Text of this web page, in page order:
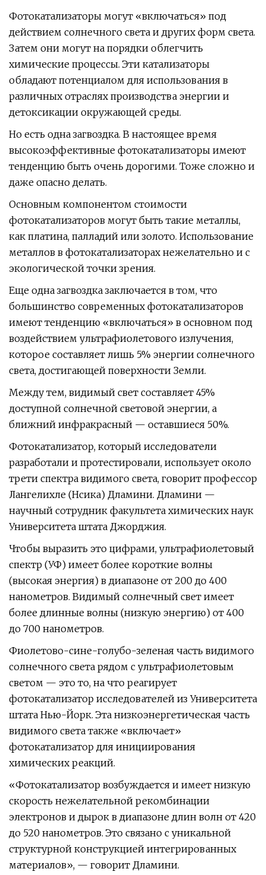
Фотокатализаторы могут «включаться» под
действием солнечного света и других форм света.
Затем они могут на порядки облегчить
химические процессы. Эти катализаторы
обладают потенциалом для использования в
различных отраслях производства энергии и
детоксикации окружающей среды.
Но есть одна загвоздка. В настоящее время
высокоэффективные фотокатализаторы имеют
тенденцию быть очень дорогими. Тоже сложно и
даже опасно делать.
Основным компонентом стоимости
фотокатализаторов могут быть такие металлы,
как платина, палладий или золото. Использование
металлов в фотокатализаторах нежелательно и с
экологической точки зрения.
Еще одна загвоздка заключается в том, что
большинство современных фотокатализаторов
имеют тенденцию «включаться» в основном под
воздействием ультрафиолетового излучения,
которое составляет лишь 5% энергии солнечного
света, достигающей поверхности Земли.
Между тем, видимый свет составляет 45%
доступной солнечной световой энергии, а
ближний инфракрасный — оставшиеся 50%.
Фотокатализатор, который исследователи
разработали и протестировали, использует около
трети спектра видимого света, говорит профессор
Лангелихле (Нсика) Дламини. Дламини —
научный сотрудник факультета химических наук
Университета штата Джорджия.
Чтобы выразить это цифрами, ультрафиолетовый
спектр (УФ) имеет более короткие волны
(высокая энергия) в диапазоне от 200 до 400
нанометров. Видимый солнечный свет имеет
более длинные волны (низкую энергию) от 400
до 700 нанометров.
Фиолетово-сине-голубо-зеленая часть видимого
солнечного света рядом с ультрафиолетовым
светом — это то, на что реагирует
фотокатализатор исследователей из Университета
штата Нью-Йорк. Эта низкоэнергетическая часть
видимого света также «включает»
фотокатализатор для инициирования
химических реакций.
«Фотокатализатор возбуждается и имеет низкую
скорость нежелательной рекомбинации
электронов и дырок в диапазоне длин волн от 420
до 520 нанометров. Это связано с уникальной
структурной конструкцией интегрированных
материалов», — говорит Дламини.